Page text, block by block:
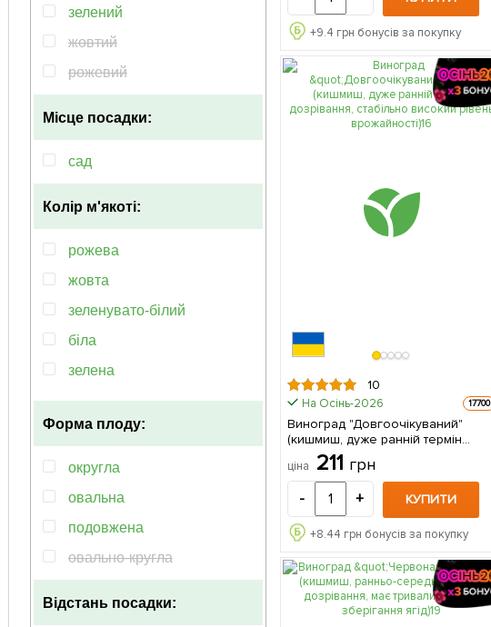
зелений
жовтий
рожевий
Місце посадки:
сад
Колір м'якоті:
рожева
жовта
зеленувато-білий
біла
зелена
рiзнобарвний
темно-синій
Форма плоду:
округла
овальна
подовжена
овально-кругла
Відстань посадки:
упаковці
+9.4 грн бонусів за покупку
10
На Осінь-2026 17700
Виноград "Довгоочікуваний"
(кишмиш, дуже ранній термін
дозрівання, стабільно високий
рівень врожайності) 1 саджанець
в упаковці
ціна 211 грн
- + КУПИТИ
+8.44 грн бонусів за покупку